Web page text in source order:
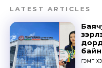
LATEST ARTICLES
дорд
ГЭМТ